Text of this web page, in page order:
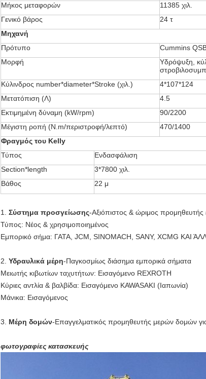
Μήκος μεταφορών
11385 χιλ.
Γενικό βάρος
24 τ
Μηχανή
Πρότυπο
Cummins
Μορφή
Υδρόψυξη,
Κύλινδρος number*diameter*Stroke (χιλ.)
4*107*124
Μετατόπιση (Λ)
4.5
Εκτιμημένη δύναμη (kW/rpm)
90/2200
Μέγιστη ροπή (N.m/περιστροφή/λεπτό)
470/1400
Φραγμός του Kelly
Τύπος
Ενδασφάλιση
Section*length
3*7800 χιλ.
Βάθος
22 μ
1. Σύστημα προσγείωσης-Αξιόπιστος & ώριμος προμηθευτής
Τύπος: Νέος & χρησιμοποιημένος
Εμπορικό σήμα: ΓΑΤΑ, JCM, SINOMACH, SANY, XCMG ΚΑΙ
2. Υδραυλικά μέρη-Παγκοσμίως διάσημα εμπορικά σήματα
Μειωτής κιβωτίων ταχυτήτων: Εισαγόμενο REXROTH
Κύριες αντλία & βαλβίδα: Εισαγόμενο KAWASAKI (Ιαπωνία)
Μάνικα: Εισαγόμενος
3. Μέρη δομών-Επαγγελματικός προμηθευτής μερών δομών
φωτογραφίες κατασκευής